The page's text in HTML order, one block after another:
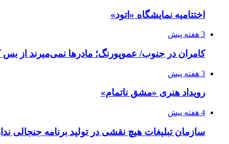
اختتامیه نمایشگاه «اتود»
3 هفته پیش
کامران در جنوب/ عموپورنگ؛ مادرها نمی‌میرند از
3 هفته پیش
رویداد هنری «مشق ناتمام»
4 هفته پیش
سازمان تبلیغات هیچ نقشی در تولید برنامه جنجالی